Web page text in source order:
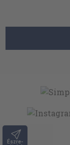
Észre-